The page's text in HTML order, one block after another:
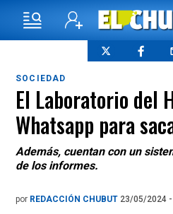
SOCIEDAD
El Laboratorio del
Whatsapp para
Además, cuentan con un
de los informes.
por REDACCIÓN CHUBUT 23/05/2024